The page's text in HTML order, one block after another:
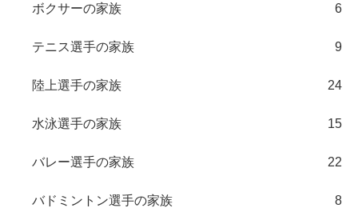
ボクサーの家族 6
テニス選手の家族 9
陸上選手の家族 24
水泳選手の家族 15
バレー選手の家族 22
バドミントン選手の家族 8